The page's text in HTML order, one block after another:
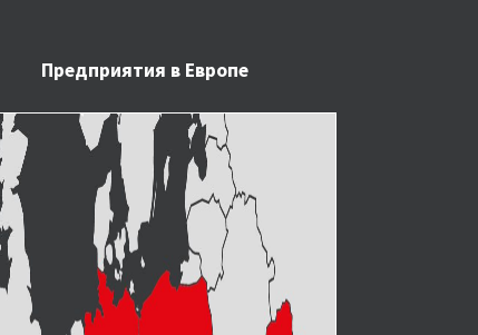
Предприятия в Европе